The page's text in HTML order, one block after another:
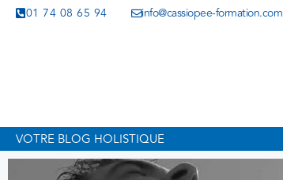
01 74 08 65 94 info@cassiopee-formation.com
VOTRE BLOG HOLISTIQUE